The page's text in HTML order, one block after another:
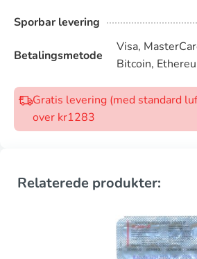
Sporbar levering
Betalingsmetode
Visa,
Bitcoin,
Gratis levering (med standard
over kr1283
Relaterede produkter: